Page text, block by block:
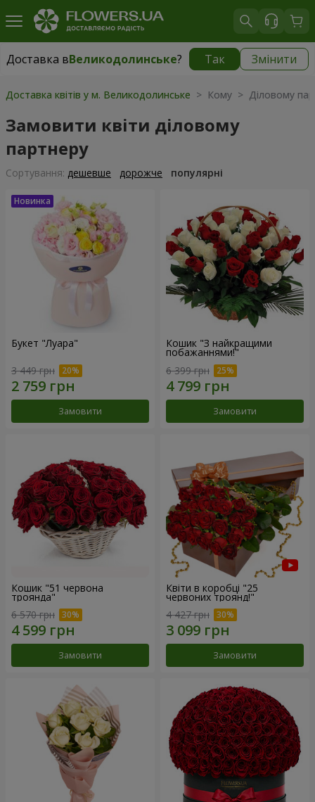
Доставка вВеликодолинське? Так Змінити
Доставка вВеликодолинське|безкоштовно
Доставка квітів у м. Великодолинське > Кому > Діловому
Замовити квіти діловому
партнеру
Сортування: дешевше дорожче популярні
Букет "Луара"
3 449 грн
Замовити
Кошик "З найкращими
побажаннями!"
6 399 грн
Замовити
Кошик "51 червона
троянда"
6 570 грн
Замовити
Квіти в коробці "25
червоних троянд!"
4 427 грн
Замовити